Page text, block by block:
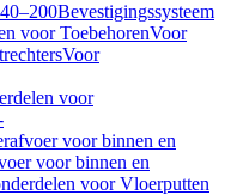
Bevestigingssysteem
voor ToebehorenVoor
Voor
voor
voor binnen en
voor binnen en
voor Vloerputten